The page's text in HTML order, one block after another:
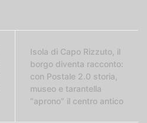
Isola di Capo Rizzuto, il
borgo diventa racconto:
con Postale 2.0 storia,
museo e tarantella
“aprono” il centro antico